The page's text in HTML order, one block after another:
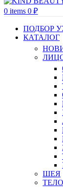
0 items 0 ₽
ПОДБОР
КАТАЛОГ
ШЕЯ
ТЕЛО